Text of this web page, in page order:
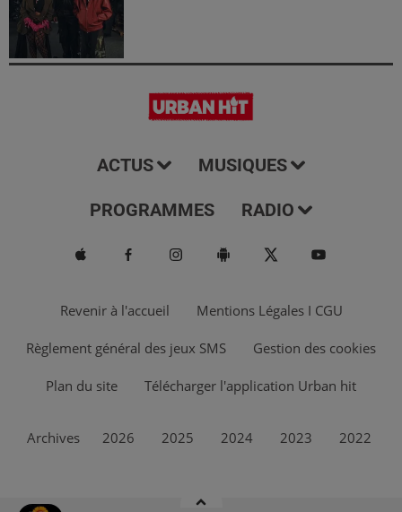
ACTUS MUSIQUES
PROGRAMMES RADIO
Revenir à l'accueil Mentions Légales I CGU
Règlement général des jeux SMS Gestion des cookies
Plan du site Télécharger l'application Urban hit
Archives 2026 2025 2024 2023 2022